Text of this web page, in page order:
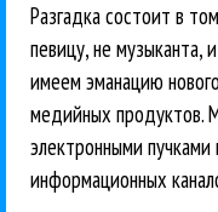
Разгадка состоит в
певицу, не
имеем эманацию
медийных продуктов.
электронными
информационных